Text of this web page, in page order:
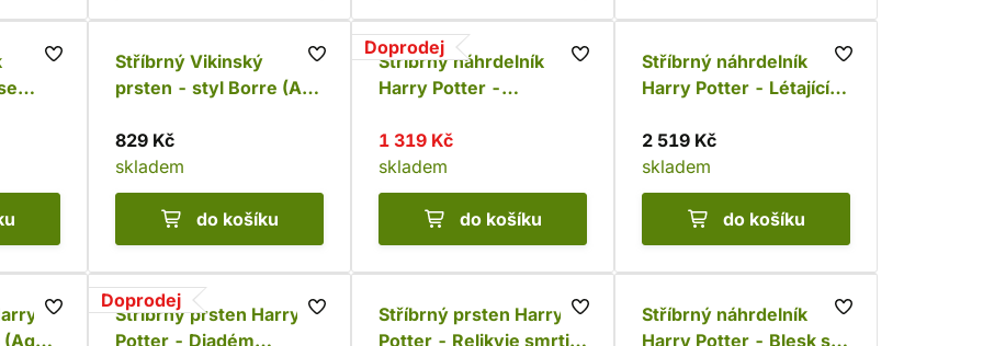
Stříbrný Vikinský
prsten - styl Borre (Ag
829 Kč
skladem
do košíku
Doprodej
Stříbrný náhrdelník
Harry Potter -
krystaly (Ag 925)
1 319 Kč
skladem
do košíku
Stříbrný náhrdelník
Harry Potter - Létající
2 519 Kč
skladem
do košíku
(Ag
Doprodej
Stříbrný prsten Harry
Potter - Diadém
Stříbrný prsten Harry
Potter - Relikvie smrti s
Stříbrný náhrdelník
Harry Potter - Blesk s